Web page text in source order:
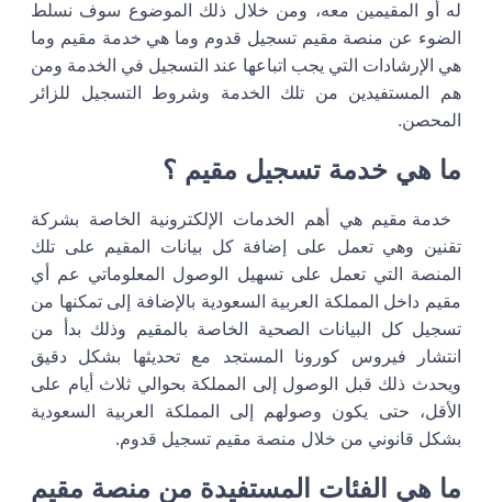
له أو المقيمين معه، ومن خلال ذلك الموضوع سوف نسلط
الضوء عن منصة مقيم تسجيل قدوم وما هي خدمة مقيم وما
هي الإرشادات التي يجب اتباعها عند التسجيل في الخدمة ومن
هم المستفيدين من تلك الخدمة وشروط التسجيل للزائر
المحصن.
ما هي خدمة تسجيل مقيم ؟
خدمة مقيم هي أهم الخدمات الإلكترونية الخاصة بشركة
تقنين وهي تعمل على إضافة كل بيانات المقيم على تلك
المنصة التي تعمل على تسهيل الوصول المعلوماتي عم أي
مقيم داخل المملكة العربية السعودية بالإضافة إلى تمكنها من
تسجيل كل البيانات الصحية الخاصة بالمقيم وذلك بدأ من
انتشار فيروس كورونا المستجد مع تحديثها بشكل دقيق
ويحدث ذلك قبل الوصول إلى المملكة بحوالي ثلاث أيام على
الأقل، حتى يكون وصولهم إلى المملكة العربية السعودية
بشكل قانوني من خلال منصة مقيم تسجيل قدوم.
ما هي الفئات المستفيدة من منصة مقيم